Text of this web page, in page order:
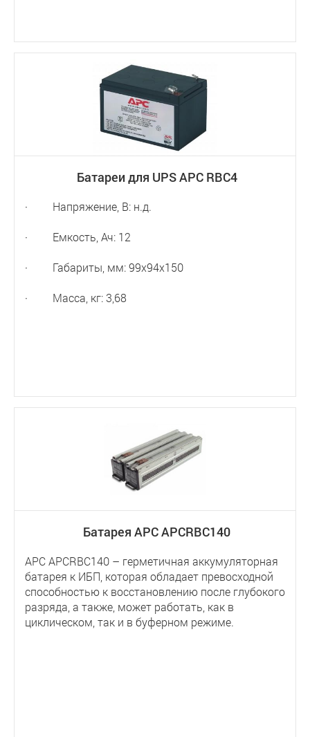
Батареи для UPS APC RBC4
· Напряжение, В: н.д.
· Емкость, Ач: 12
· Габариты, мм: 99x94x150
· Масса, кг: 3,68
Батарея APC APCRBC140
APC APCRBC140 – герметичная аккумуляторная
батарея к ИБП, которая обладает превосходной
способностью к восстановлению после глубокого
разряда, а также, может работать, как в
циклическом, так и в буферном режиме.